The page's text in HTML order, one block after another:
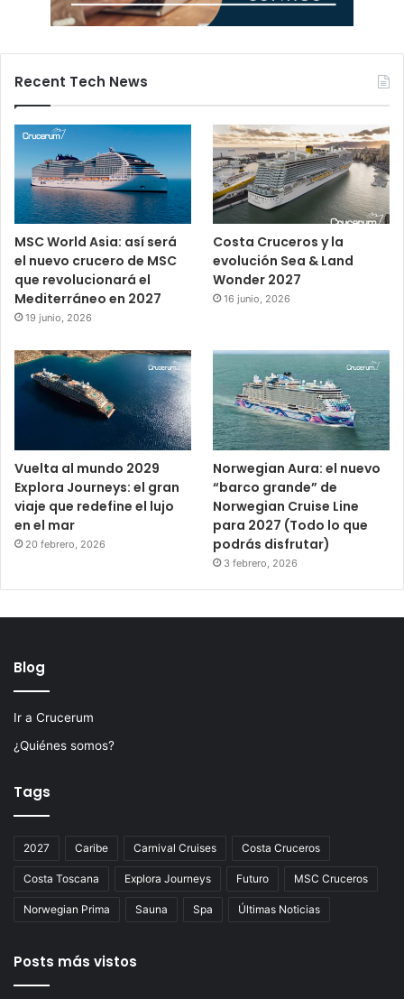
Recent Tech News
MSC World Asia: así será
el nuevo crucero de MSC
que revolucionará el
Mediterráneo en 2027
19 junio, 2026
Costa Cruceros y la
evolución Sea & Land
Wonder 2027
16 junio, 2026
Vuelta al mundo 2029
Explora Journeys: el gran
viaje que redefine el lujo
en el mar
20 febrero, 2026
Norwegian Aura: el nuevo
“barco grande” de
Norwegian Cruise Line
para 2027 (Todo lo que
podrás disfrutar)
3 febrero, 2026
Blog
Ir a Crucerum
¿Quiénes somos?
Tags
2027 Caribe Carnival Cruises Costa Cruceros
Costa Toscana Explora Journeys Futuro MSC Cruceros
Norwegian Prima Sauna Spa Últimas Noticias
Posts más vistos